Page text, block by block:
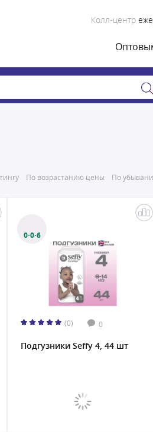
Колл-центр
По возрастанию цены По
0·0·6
(0) 0
Подгузники Seffy 4, 44 шт